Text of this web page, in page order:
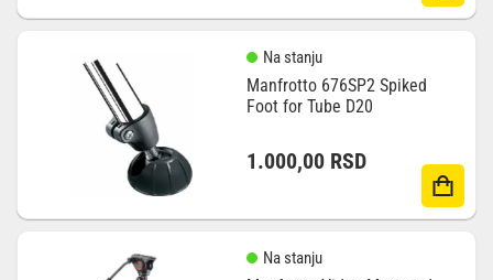
Na stanju
Manfrotto 676SP2 Spiked
Foot for Tube D20
1.000,00 RSD
Na stanju